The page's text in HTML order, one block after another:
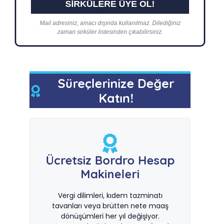
Mail adresiniz, amacı dışında kullanılmaz. Dilediğiniz
zaman sirküler listesinden çıkabilirsiniz.
Süreçlerinize Değer
Katın!
Ücretsiz Bordro Hesap
Makineleri
Vergi dilimleri, kıdem tazminatı
tavanları veya brütten nete maaş
dönüşümleri her yıl değişiyor.